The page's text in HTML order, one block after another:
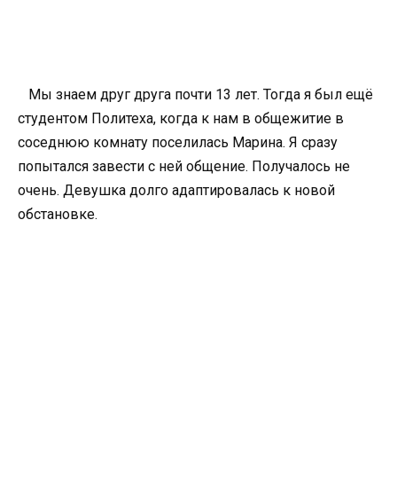
Мы знаем друг друга почти 13 лет. Тогда я был ещё
студентом Политеха, когда к нам в общежитие в
соседнюю комнату поселилась Марина. Я сразу
попытался завести с ней общение. Получалось не
очень. Девушка долго адаптировалась к новой
обстановке.